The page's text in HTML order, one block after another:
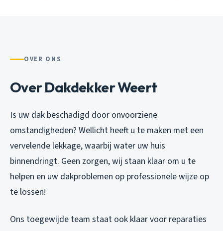
OVER ONS
Over Dakdekker Weert
Is uw dak beschadigd door onvoorziene
omstandigheden? Wellicht heeft u te maken met een
vervelende lekkage, waarbij water uw huis
binnendringt. Geen zorgen, wij staan klaar om u te
helpen en uw dakproblemen op professionele wijze op
te lossen!
Ons toegewijde team staat ook klaar voor reparaties